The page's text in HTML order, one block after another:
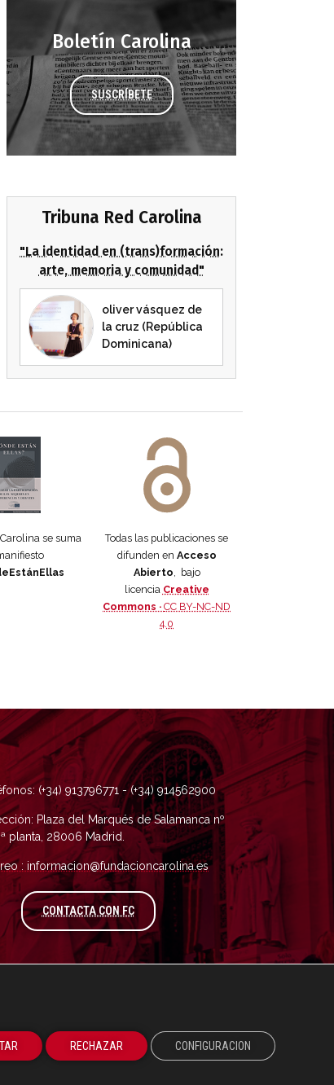
Boletín Carolina
SUSCRÍBETE
Tribuna Red Carolina
"La identidad en (trans)formación:
arte, memoria y comunidad"
oliver vásquez de
la cruz (República
Dominicana)
se suma
Todas las publicaciones se
difunden en Acceso
Abierto , bajo
licencia Creative
Commons ·CC BY-NC-ND
4.0
(+34) 913796771 - (+34) 914562900
Plaza del Marqués de Salamanca nº
planta, 28006 Madrid.
: informacion@fundacioncarolina.es
CONTACTA CON FCA TRAVÉS DEL FORMULARIO DE
RECHAZAR CONFIGURACION